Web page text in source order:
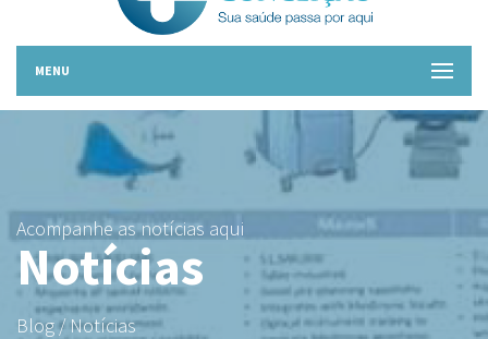
MENU
Acompanhe as notícias aqui
Notícias
Blog / Notícias